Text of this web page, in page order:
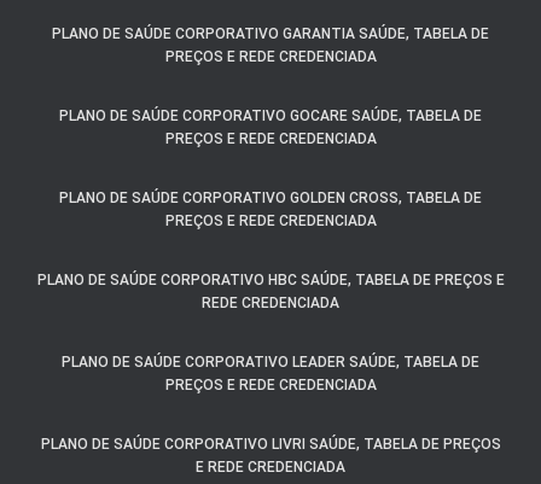
PLANO DE SAÚDE CORPORATIVO GARANTIA SAÚDE, TABELA DE
PREÇOS E REDE CREDENCIADA
PLANO DE SAÚDE CORPORATIVO GOCARE SAÚDE, TABELA DE
PREÇOS E REDE CREDENCIADA
PLANO DE SAÚDE CORPORATIVO GOLDEN CROSS, TABELA DE
PREÇOS E REDE CREDENCIADA
PLANO DE SAÚDE CORPORATIVO HBC SAÚDE, TABELA DE PREÇOS E
REDE CREDENCIADA
PLANO DE SAÚDE CORPORATIVO LEADER SAÚDE, TABELA DE
PREÇOS E REDE CREDENCIADA
PLANO DE SAÚDE CORPORATIVO LIVRI SAÚDE, TABELA DE PREÇOS
E REDE CREDENCIADA